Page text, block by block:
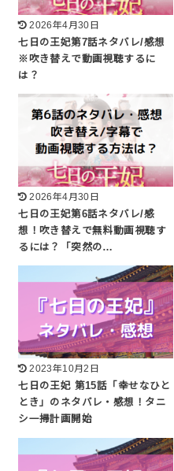
2026年4月30日
七日の王妃第7話ネタバレ/感想
※吹き替えで動画視聴するに
は？
2026年4月30日
七日の王妃第6話ネタバレ/感
想！吹き替えで無料動画視聴す
るには？「突然の…
2023年10月2日
七日の王妃 第15話「幸せなひと
とき」のネタバレ・感想！タニ
シ一掃計画開始